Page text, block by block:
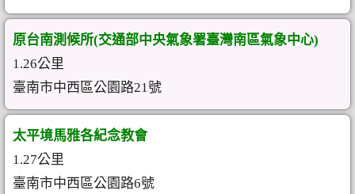
原台南測候所(交通部中央氣象署臺灣南區氣象中心)
1.26公里
臺南市中西區公園路21號
太平境馬雅各紀念教會
1.27公里
臺南市中西區公園路6號